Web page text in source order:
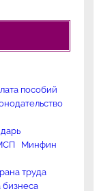
пособий
Минфин
труда